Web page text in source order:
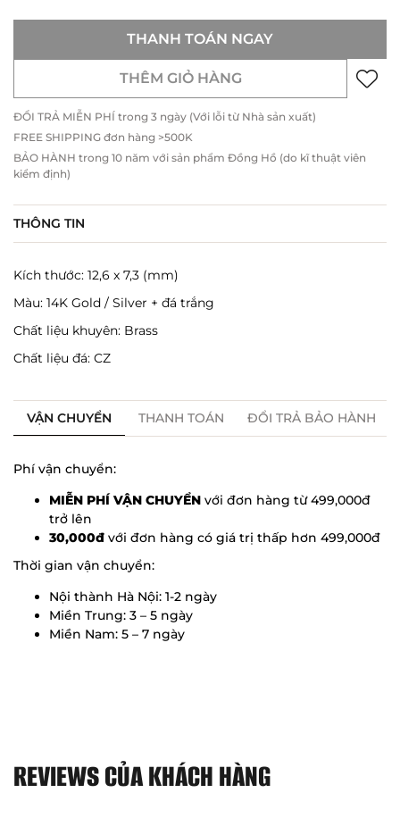
THANH TOÁN NGAY
THÊM GIỎ HÀNG
ĐỔI TRẢ MIỄN PHÍ trong 3 ngày (Với lỗi từ Nhà sản xuất)
FREE SHIPPING đơn hàng >500K
BẢO HÀNH trong 10 năm với sản phẩm Đồng Hồ (do kĩ thuật viên
kiểm định)
THÔNG TIN
Kích thước: 12,6 x 7,3 (mm)
Màu: 14K Gold / Silver + đá trắng
Chất liệu khuyên: Brass
Chất liệu đá: CZ
VẬN CHUYỂN THANH TOÁN ĐỔI TRẢ BẢO HÀNH
Phí vận chuyển:
MIỄN PHÍ VẬN CHUYỂN với đơn hàng từ 499,000đ
trở lên
30,000đ với đơn hàng có giá trị thấp hơn 499,000đ
Thời gian vận chuyển:
Nội thành Hà Nội: 1-2 ngày
Miền Trung: 3 – 5 ngày
Miền Nam: 5 – 7 ngày
REVIEWS CỦA KHÁCH HÀNG